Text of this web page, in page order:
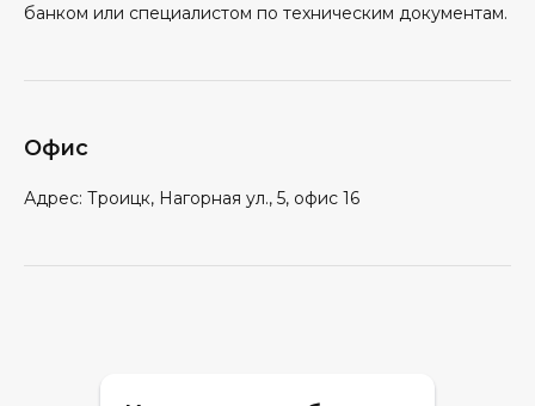
банком или специалистом по техническим документам.
Офис
Адрес: Троицк, Нагорная ул., 5, офис 16